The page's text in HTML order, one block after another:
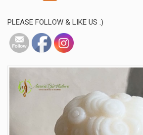
PLEASE FOLLOW & LIKE US :)